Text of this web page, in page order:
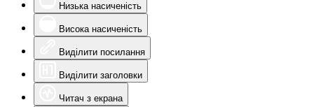
Низька насиченість
Висока насиченість
Виділити посилання
Виділити заголовки
Читач з екрана